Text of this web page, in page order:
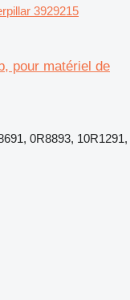
3929215
pour matériel de
0R8893, 10R1291,